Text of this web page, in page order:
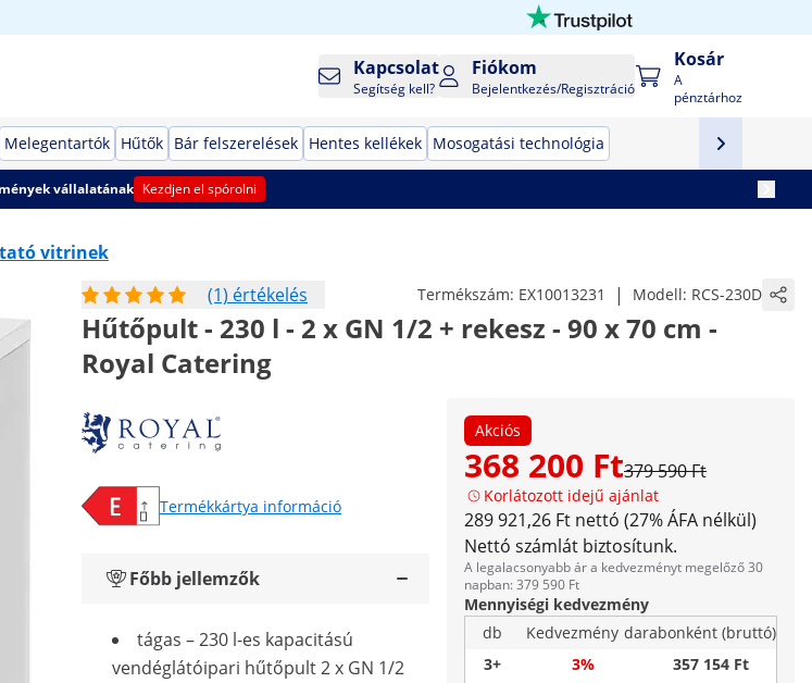
Kapcsolat
Segítség kell?
Fiókom
Bejelentkezés/Regisztráció
Kosár
A
pénztárhoz
Melegentartók Hűtők Bár felszerelések Hentes kellékek Mosogatási technológia
vállalatának Kezdjen el spórolni
vitrinek
(1) értékelés
Termékszám: EX10013231 | Modell: RCS-230D
Hűtőpult - 230 l - 2 x GN 1/2 + rekesz - 90 x 70 cm -
Royal Catering
Akciós
368 200 Ft379 590 Ft
Korlátozott idejű ajánlat
289 921,26 Ft nettó (27% ÁFA nélkül)
Nettó számlát biztosítunk.
A legalacsonyabb ár a kedvezményt megelőző 30
napban: 379 590 Ft
Mennyiségi kedvezmény
db
Kedvezmény darabonként (bruttó)
3+
3%
357 154 Ft
Termékkártya információ
Főbb jellemzők
tágas – 230 l-es kapacitású
vendéglátóipari hűtőpult 2 x GN 1/2